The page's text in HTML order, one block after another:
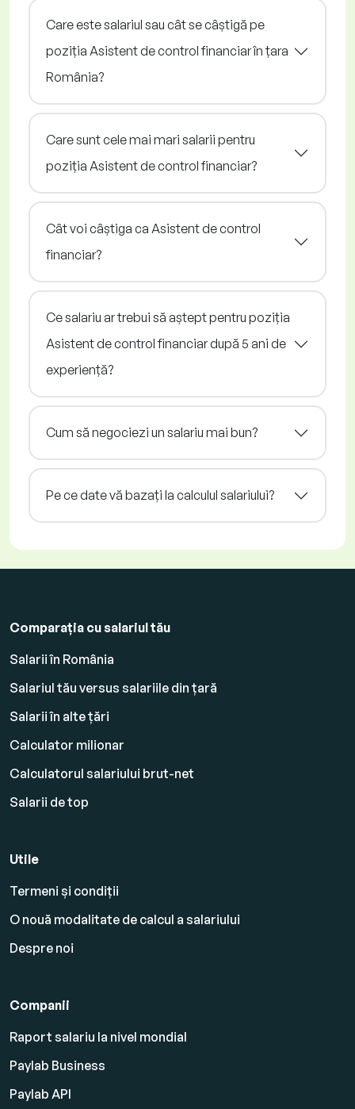
Care este salariul sau cât se câștigă pe
poziția Asistent de control financiar în țara
România?
Care sunt cele mai mari salarii pentru
poziția Asistent de control financiar?
Cât voi câștiga ca Asistent de control
financiar?
Ce salariu ar trebui să aștept pentru poziția
Asistent de control financiar după 5 ani de
experiență?
Cum să negociezi un salariu mai bun?
Pe ce date vă bazați la calculul salariului?
Comparația cu salariul tău
Salarii în România
Salariul tău versus salariile din țară
Salarii în alte țări
Calculator milionar
Calculatorul salariului brut-net
Salarii de top
Utile
Termeni și condiții
O nouă modalitate de calcul a salariului
Despre noi
Companii
Raport salariu la nivel mondial
Paylab Business
Paylab API